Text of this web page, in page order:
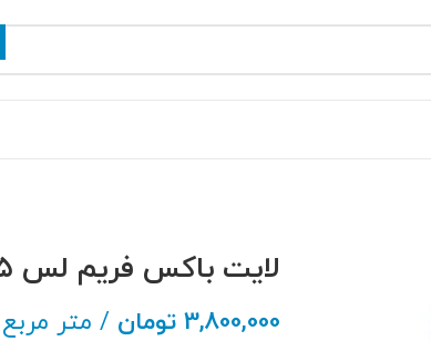
لایت باکس فریم لس ۵ سانتی مشکی یکطرفه
3,800,000 تومان / متر مربع